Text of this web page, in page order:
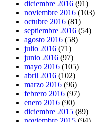
diciembre 2016 (91)
noviembre 2016 (103)
octubre 2016 (81)
septiembre 2016 (54)
agosto 2016 (58)
julio 2016 (71)
junio 2016 (97)
mayo 2016 (105)
abril 2016 (102)
marzo 2016 (96)
febrero 2016 (97)
enero 2016 (90)
diciembre 2015 (89)